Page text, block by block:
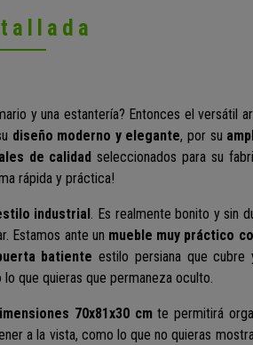
y una estantería? Entonces el versátil
diseño moderno y elegante, por su
de calidad seleccionados para su
rápida y práctica!
industrial . Es realmente bonito y sin
Estamos ante un mueble muy práctico
batiente estilo persiana que cubre
que quieras que permaneza oculto.
70x81x30 cmte permitirá
a la vista, como lo que no quieras